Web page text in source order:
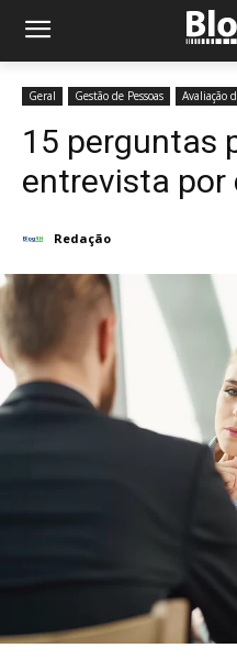
Geral Gestão de Pessoas Avaliação
15 perguntas
entrevista
Redação